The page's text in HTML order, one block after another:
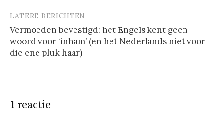
LATERE BERICHTEN
Vermoeden bevestigd: het Engels kent geen
woord voor ‘inham’ (en het Nederlands niet voor
die ene pluk haar)
1 reactie